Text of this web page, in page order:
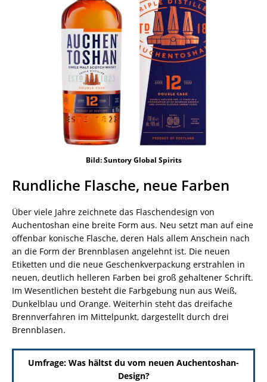
Bild: Suntory Global Spirits
Rundliche Flasche, neue Farben
Über viele Jahre zeichnete das Flaschendesign von
Auchentoshan eine breite Form aus. Neu setzt man auf eine
offenbar konische Flasche, deren Hals allem Anschein nach
an die Form der Brennblasen angelehnt ist. Die neuen
Etiketten und die neue Geschenkverpackung erstrahlen in
neuen, deutlich helleren Farben bei groß gehaltener Schrift.
Im Wesentlichen besteht die Farbgebung nun aus Weiß,
Dunkelblau und Orange. Weiterhin steht das dreifache
Brennverfahren im Mittelpunkt, dargestellt durch drei
Brennblasen.
Umfrage: Was hältst du vom neuen Auchentoshan-
Design?